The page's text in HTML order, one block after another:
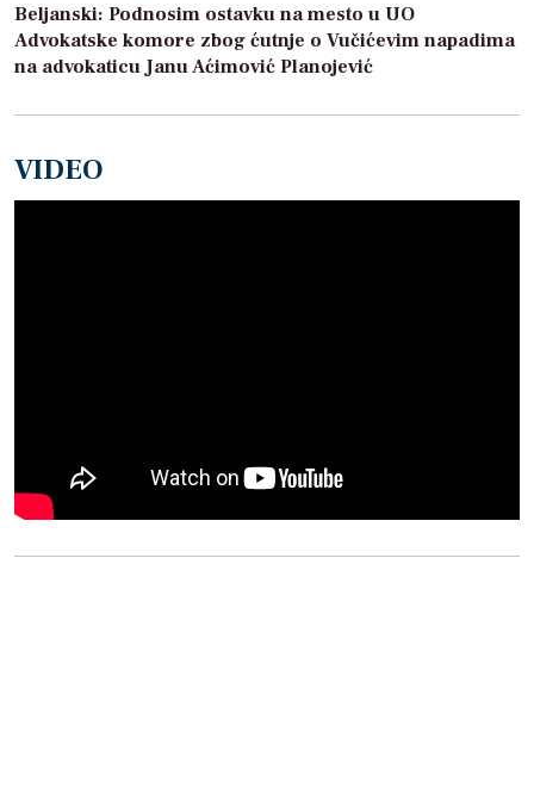
Beljanski: Podnosim ostavku na mesto u UO
Advokatske komore zbog ćutnje o Vučićevim napadima
na advokaticu Janu Aćimović Planojević
VIDEO